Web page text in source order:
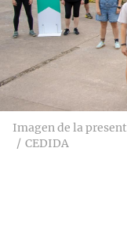
Imagen de la
CEDIDA